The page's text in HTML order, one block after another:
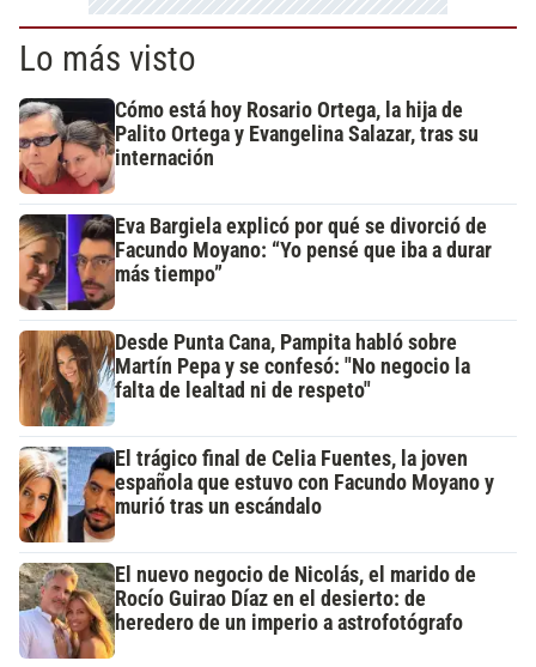
Lo más visto
Cómo está hoy Rosario Ortega, la hija de
Palito Ortega y Evangelina Salazar, tras su
internación
Eva Bargiela explicó por qué se divorció de
Facundo Moyano: “Yo pensé que iba a durar
más tiempo”
Desde Punta Cana, Pampita habló sobre
Martín Pepa y se confesó: "No negocio la
falta de lealtad ni de respeto"
El trágico final de Celia Fuentes, la joven
española que estuvo con Facundo Moyano y
murió tras un escándalo
El nuevo negocio de Nicolás, el marido de
Rocío Guirao Díaz en el desierto: de
heredero de un imperio a astrofotógrafo